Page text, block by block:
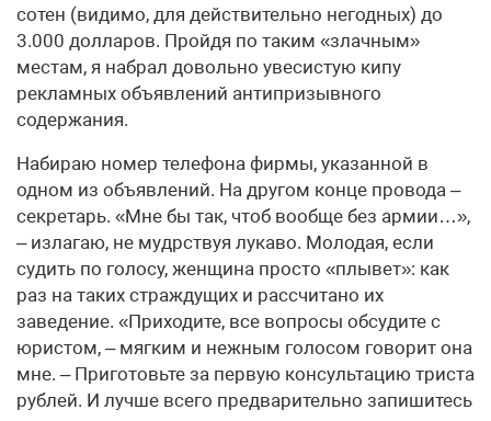
сотен (видимо, для действительно негодных) до
3.000 долларов. Пройдя по таким «злачным»
местам, я набрал довольно увесистую кипу
рекламных объявлений антипризывного
содержания.
Набираю номер телефона фирмы, указанной в
одном из объявлений. На другом конце провода –
секретарь. «Мне бы так, чтоб вообще без армии…»,
– излагаю, не мудрствуя лукаво. Молодая, если
судить по голосу, женщина просто «плывет»: как
раз на таких страждущих и рассчитано их
заведение. «Приходите, все вопросы обсудите с
юристом, – мягким и нежным голосом говорит она
мне. – Приготовьте за первую консультацию триста
рублей. И лучше всего предварительно запишитесь